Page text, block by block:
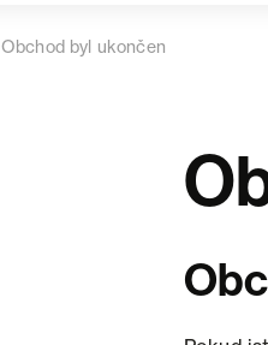
Obchod byl ukončen